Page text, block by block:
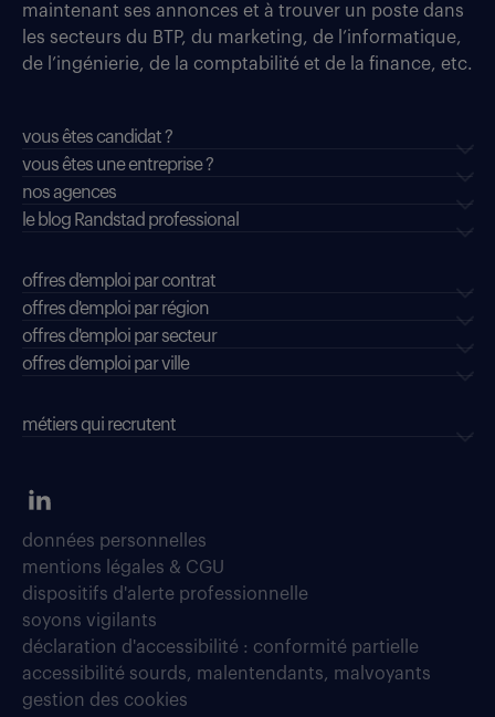
maintenant ses annonces et à trouver un poste dans
les secteurs du BTP, du marketing, de l’informatique,
de l’ingénierie, de la comptabilité et de la finance, etc.
vous êtes candidat ?
vous êtes une entreprise ?
nos agences
le blog Randstad professional
offres d'emploi par contrat
offres d'emploi par région
offres d'emploi par secteur
offres d’emploi par ville
métiers qui recrutent
données personnelles
mentions légales & CGU
dispositifs d'alerte professionnelle
soyons vigilants
déclaration d'accessibilité : conformité partielle
accessibilité sourds, malentendants, malvoyants
gestion des cookies